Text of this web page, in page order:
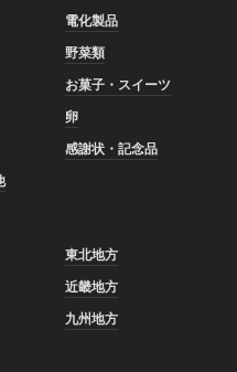
電化製品
野菜類
お菓子・スイーツ
卵
感謝状・記念品
東北地方
近畿地方
九州地方